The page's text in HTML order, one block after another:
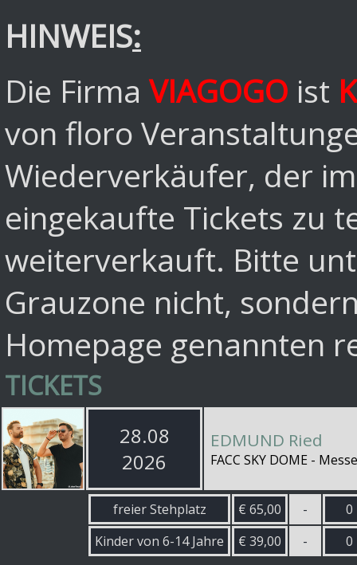
HINWEIS:
Die FirmaVIAGOGO ist
von floro
Wiederverkäufer, der
eingekaufte Tickets zu
weiterverkauft. Bitte
Grauzone nicht,
Homepage genannten
TICKETS
28.08
2026
EDMUND Ried
FACC SKY DOME -
freier Stehplatz € 65,00 -
0
Kinder von 6-14 Jahre
€ 39,00 - 0